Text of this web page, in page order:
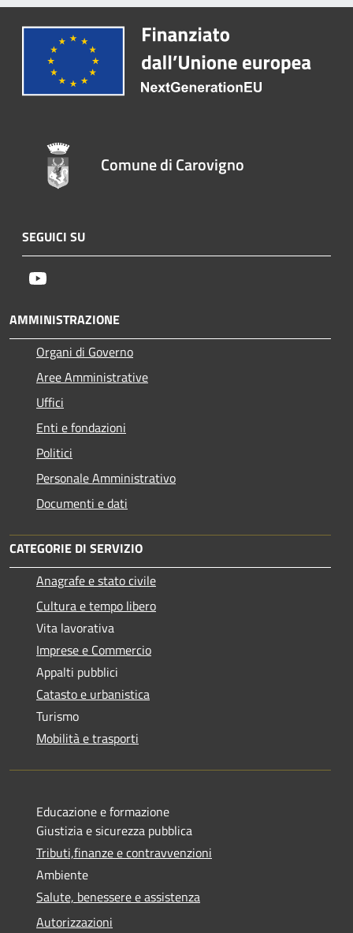
Comune di Carovigno
SEGUICI SU
AMMINISTRAZIONE
Organi di Governo
Aree Amministrative
Uffici
Enti e fondazioni
Politici
Personale Amministrativo
Documenti e dati
CATEGORIE DI SERVIZIO
Anagrafe e stato civile
Cultura e tempo libero
Vita lavorativa
Imprese e Commercio
Appalti pubblici
Catasto e urbanistica
Turismo
Mobilità e trasporti
Educazione e formazione
Giustizia e sicurezza pubblica
Tributi,finanze e contravvenzioni
Ambiente
Salute, benessere e assistenza
Autorizzazioni